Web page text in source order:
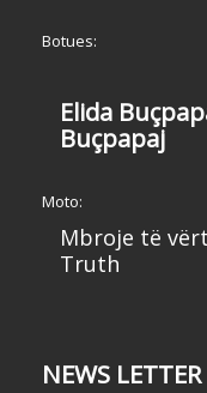
Botues:
Elida
Buçpapaj
Moto:
Mbroje të
Truth
NEWS LETTER